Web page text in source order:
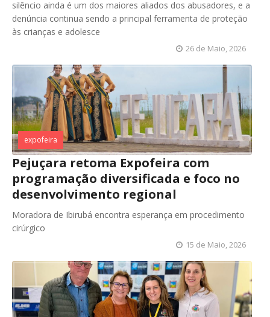
silêncio ainda é um dos maiores aliados dos abusadores, e a
denúncia continua sendo a principal ferramenta de proteção
às crianças e adolesce
26 de Maio, 2026
expofeira
Pejuçara retoma Expofeira com
programação diversificada e foco no
desenvolvimento regional
Moradora de Ibirubá encontra esperança em procedimento
cirúrgico
15 de Maio, 2026